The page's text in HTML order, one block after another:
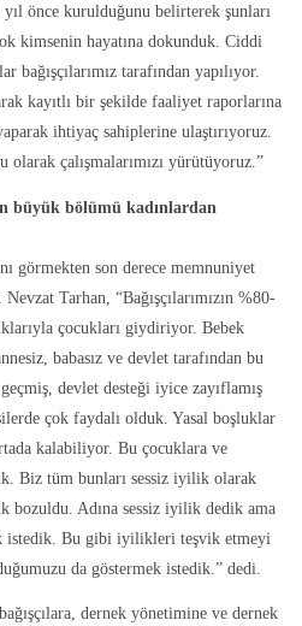
yıl önce kurulduğunu belirterek şunları
kimsenin hayatına dokunduk. Ciddi
bağışçılarımız tarafından yapılıyor.
kayıtlı bir şekilde faaliyet raporlarına
ihtiyaç sahiplerine ulaştırıyoruz.
çalışmalarımızı yürütüyoruz.”
büyük bölümü kadınlardan
görmekten son derece memnuniyet
Tarhan, “Bağışçılarımızın %80-
çocukları giydiriyor. Bebek
babasız ve devlet tarafından bu
devlet desteği iyice zayıflamış
çok faydalı olduk. Yasal boşluklar
kalabiliyor. Bu çocuklara ve
Biz tüm bunları sessiz iyilik olarak
bozuldu. Adına sessiz iyilik dedik ama
istedik. Bu gibi iyilikleri teşvik etmeyi
da göstermek istedik.” dedi.
dernek yönetimine ve dernek